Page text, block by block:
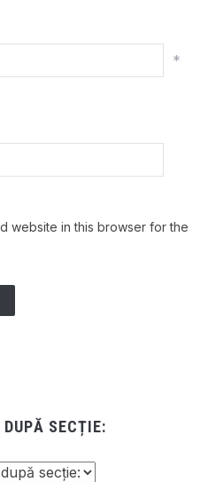
*
website in this browser for the
SECȚIE: